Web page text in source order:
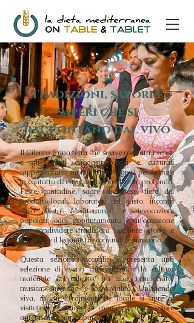
Tradizioni, sapori e
saperi che si
raccontano dal vivo
Il Cilento è una terra che si vive con tutti i sensi,
e gli eventi enogastronomici e culturali
rappresentano momenti privilegiati per entrare
in contatto diretto con la sua identità profonda.
Feste contadine, sagre di paese, fiere dei
prodotti locali, laboratori del gusto, incontri
sulla Dieta Mediterranea e rievocazioni
popolari: ogni appuntamento è un’occasione
per condividere tradizioni, scoprire storie e
rafforzare il legame tra comunità e territorio.
Questa sezione raccoglie e presenta una
selezione di eventi che celebrano la cultura
materiale del Cilento, tra cibo, artigianato,
musica, memoria e convivialità. Un’agenda
viva, in cui la dimensione locale si apre al
visitatore curioso, creando connessioni
autentiche e partecipate.